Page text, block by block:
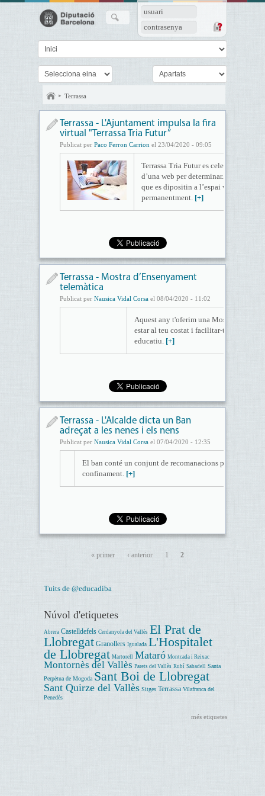
usuari
contrasenya
Terrassa
Terrassa - L'Ajuntament impulsa la fira
virtual "Terrassa Tria Futur”
Publicat per Paco Ferron Carrion el 23/04/2020 - 09:05
Terrassa Tria Futur es celebrarà els
d’una web per determinar. El
que es dipositin a l’espai web podran
permanentment. [+]
Terrassa - Mostra d’Ensenyament
telemàtica
Publicat per Nausica Vidal Corsael 08/04/2020 - 11:02
Aquest any t'oferim una Mostra
estar al teu costat i facilitar-te la presa
educatiu. [+]
Terrassa - L'Alcalde dicta un Ban
adreçat a les nenes i els nens
Publicat per Nausica Vidal Corsael 07/04/2020 - 12:35
El ban conté un conjunt de recomanacions per fer més
confinament. [+]
« primer ‹ anterior 1 2
Tuits de @educadiba
Núvol d'etiquetes
Abrera Castelldefels Cerdanyola del Vallès El Prat de
Llobregat Granollers Igualada L'Hospitalet
de Llobregat Martorell Mataró Montcada i Reixac
Montornès del Vallès Parets del Vallès Rubí Sabadell Santa
Perpètua de Mogoda Sant Boi de Llobregat
Sant Quirze del Vallès Sitges Terrassa Vilafranca del
Penedès
més etiquetes